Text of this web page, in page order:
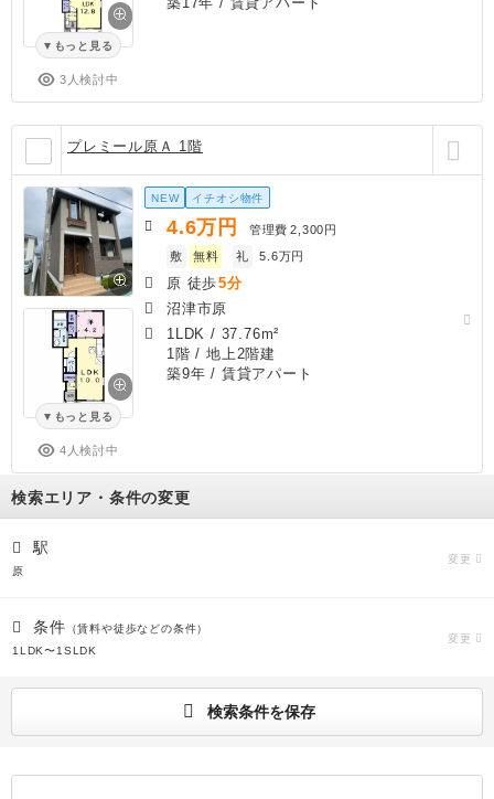
もっと見る
3人検討中
プレミール原Ａ 1階
もっと見る
4人検討中
NEW イチオシ物件
4.6万円 管理費 2,300円
敷
無料 礼 5.6万円
原 徒歩5分
沼津市原
1LDK / 37.76m²
1階 / 地上2階建
築9年 / 賃貸アパート
検索エリア・条件の変更
駅
原
変更
条件 （賃料や徒歩などの条件）
1LDK〜1SLDK
変更
検索条件を保存